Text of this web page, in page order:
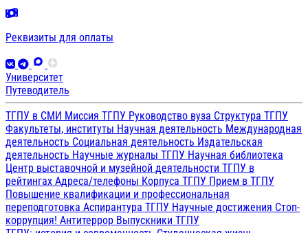
Реквизиты для оплаты
Университет
Путеводитель
ТГПУ в СМИ Миссия ТГПУ Руководство вуза Структура ТГПУ
Факультеты, институты Научная деятельность Международная
деятельность Социальная деятельность Издательская
деятельность Научные журналы ТГПУ Научная библиотека
Центр выставочной и музейной деятельности ТГПУ в
рейтингах Адреса/телефоны Корпуса ТГПУ Прием в ТГПУ
Повышение квалификации и профессиональная
переподготовка Аспирантура ТГПУ Научные достижения Стоп-
коррупция! Антитеррор Выпускники ТГПУ